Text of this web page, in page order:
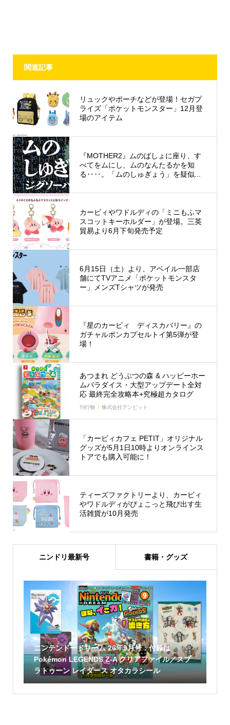
関連記事
リュックやポーチなどが登場！セガプ
ライズ「ポケットモンスター」12月登
場のアイテム
『MOTHER2』ムのばしょに座り、す
べてをムにし、ムのなんたるかを知
る‥‥。「ムのしゅぎょう」を疑似...
カービィやワドルディの「ミニもふマ
スコットキーホルダー」が登場。三英
貿易より6月下旬発売予定
6月15日（土）より、アベイル一部店
舗にてTVアニメ「ポケットモンスタ
ー」メンズTシャツが発売
『星のカービィ ディスカバリー』の
ガチャルポンカプセルトイ第5弾が登
場！
あつまれ どうぶつの森 & ハッピーホー
ムパラダイス・大型アップデート全対
応 最終完全攻略本+究極超カタログ
刊行物 株式会社アンビット
「カービィカフェ PETIT」オリジナル
グッズが5月1日10時よりオンラインス
トアでも購入可能に！
ティーズファクトリーより、カービィ
やワドルディがぴょこっと飛び出す生
活雑貨が10月発売
ニンドリ最新号 書籍・グッズ
ニンテンドードリーム 26年9月号：付録は
Pokémon LEGENDS Z-A クリアファイル／スプ
ラトゥーン レイダース オタカラシール